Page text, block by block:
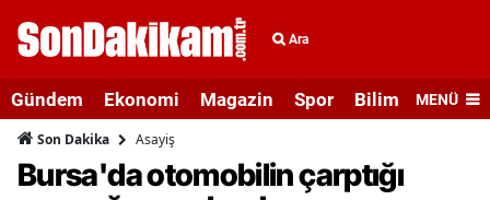
Ara
Gündem Ekonomi Magazin Spor Bilim veMENÜ
Son Dakika Asayiş
Bursa'da otomobilin çarptığı